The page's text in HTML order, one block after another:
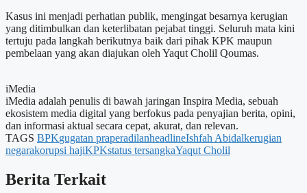
Kasus ini menjadi perhatian publik, mengingat besarnya kerugian
yang ditimbulkan dan keterlibatan pejabat tinggi. Seluruh mata kini
tertuju pada langkah berikutnya baik dari pihak KPK maupun
pembelaan yang akan diajukan oleh Yaqut Cholil Qoumas.
iMedia
iMedia adalah penulis di bawah jaringan Inspira Media, sebuah
ekosistem media digital yang berfokus pada penyajian berita, opini,
dan informasi aktual secara cepat, akurat, dan relevan.
TAGS BPKgugatan praperadilanheadlineIshfah Abidalkerugian
negarakorupsi hajiKPKstatus tersangkaYaqut Cholil
Berita Terkait